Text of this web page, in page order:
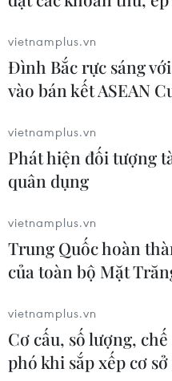
#chương trình văn nghệ
TP. Hải Phòng
TIN LIÊN QUAN
vietnamplus.vn
Đình Bắc rực sáng
vào bán kết ASEAN
vietnamplus.vn
Phát hiện đối tượng
quân dụng
vietnamplus.vn
Trung Quốc hoàn
của toàn bộ Mặt
vietnamplus.vn
Cơ cấu, số lượng,
phó khi sắp xếp cơ